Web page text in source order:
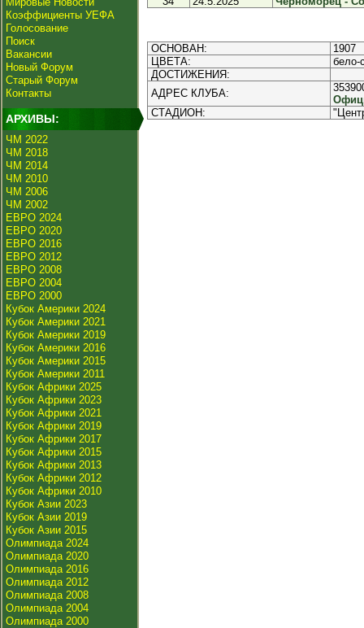
Коэффициенты УЕФА
Голосование
Поиск
Вакансии
Новый Форум
Старый Форум
Контакты
АРХИВЫ:
ЧМ 2022
ЧМ 2018
ЧМ 2014
ЧМ 2010
ЧМ 2006
ЧМ 2002
ЕВРО 2024
ЕВРО 2020
ЕВРО 2016
ЕВРО 2012
ЕВРО 2008
ЕВРО 2004
ЕВРО 2000
Кубок Америки 2024
Кубок Америки 2021
Кубок Америки 2019
Кубок Америки 2016
Кубок Америки 2015
Кубок Америки 2011
Кубок Африки 2025
Кубок Африки 2023
Кубок Африки 2021
Кубок Африки 2019
Кубок Африки 2017
Кубок Африки 2015
Кубок Африки 2013
Кубок Африки 2012
Кубок Африки 2010
Кубок Азии 2023
Кубок Азии 2019
Кубок Азии 2015
Олимпиада 2024
Олимпиада 2020
Олимпиада 2016
Олимпиада 2012
Олимпиада 2008
Олимпиада 2004
Олимпиада 2000
ОСНОВАН:
1907
ЦВЕТА:
бело-
ДОСТИЖЕНИЯ:
АДРЕС КЛУБА:
СТАДИОН: